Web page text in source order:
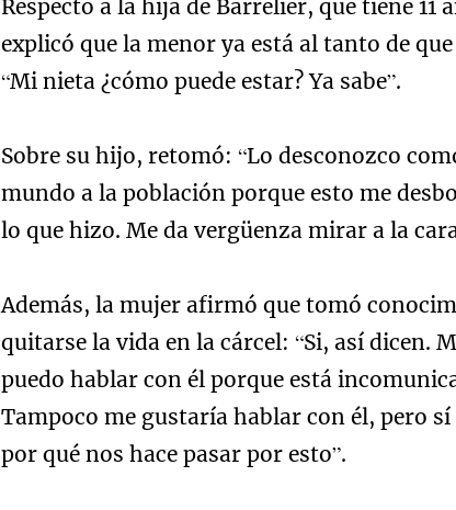
Respecto a la hija de Barrelier, que tiene
explicó que la menor ya está al tanto de
“Mi nieta ¿cómo puede estar? Ya sabe”.
Sobre su hijo, retomó: “Lo desconozco
mundo a la población porque esto me
lo que hizo. Me da vergüenza mirar a la
Además, la mujer afirmó que tomó
quitarse la vida en la cárcel: “Si, así dicen.
puedo hablar con él porque está
Tampoco me gustaría hablar con él, pero
por qué nos hace pasar por esto”.